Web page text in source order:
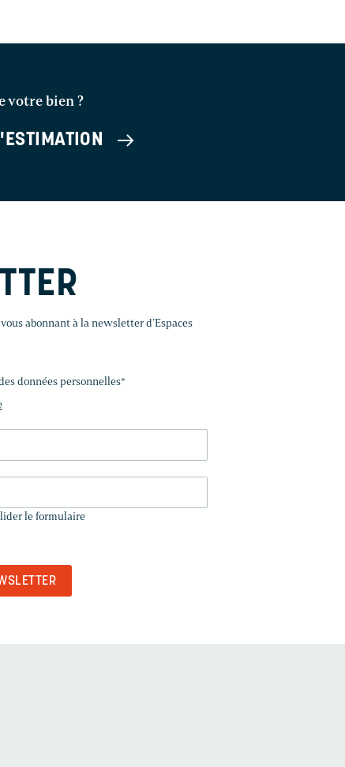
votre bien ?
abonnant à la newsletter d’Espaces
données personnelles*
le formulaire